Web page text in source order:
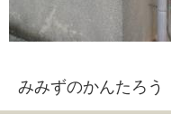
みみずのかんたろう